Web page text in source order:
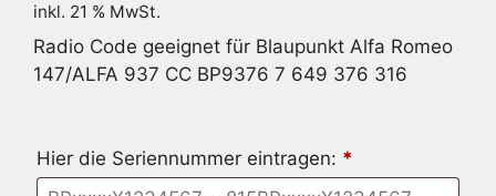
inkl. 21 % MwSt.
Radio Code geeignet für Blaupunkt Alfa Romeo
147/ALFA 937 CC BP9376 7 649 376 316
Hier die Seriennummer eintragen: *